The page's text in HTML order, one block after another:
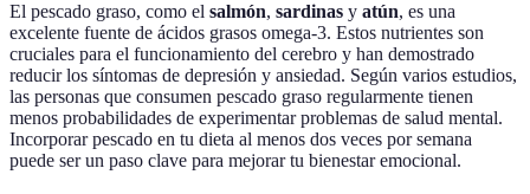
El pescado graso, como el salmón, sardinas y atún, es una
excelente fuente de ácidos grasos omega-3. Estos nutrientes son
cruciales para el funcionamiento del cerebro y han demostrado
reducir los síntomas de depresión y ansiedad. Según varios estudios,
las personas que consumen pescado graso regularmente tienen
menos probabilidades de experimentar problemas de salud mental.
Incorporar pescado en tu dieta al menos dos veces por semana
puede ser un paso clave para mejorar tu bienestar emocional.